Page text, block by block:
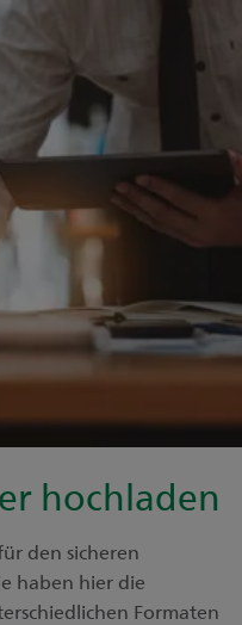
hochladen
den sicheren
haben hier die
Formaten